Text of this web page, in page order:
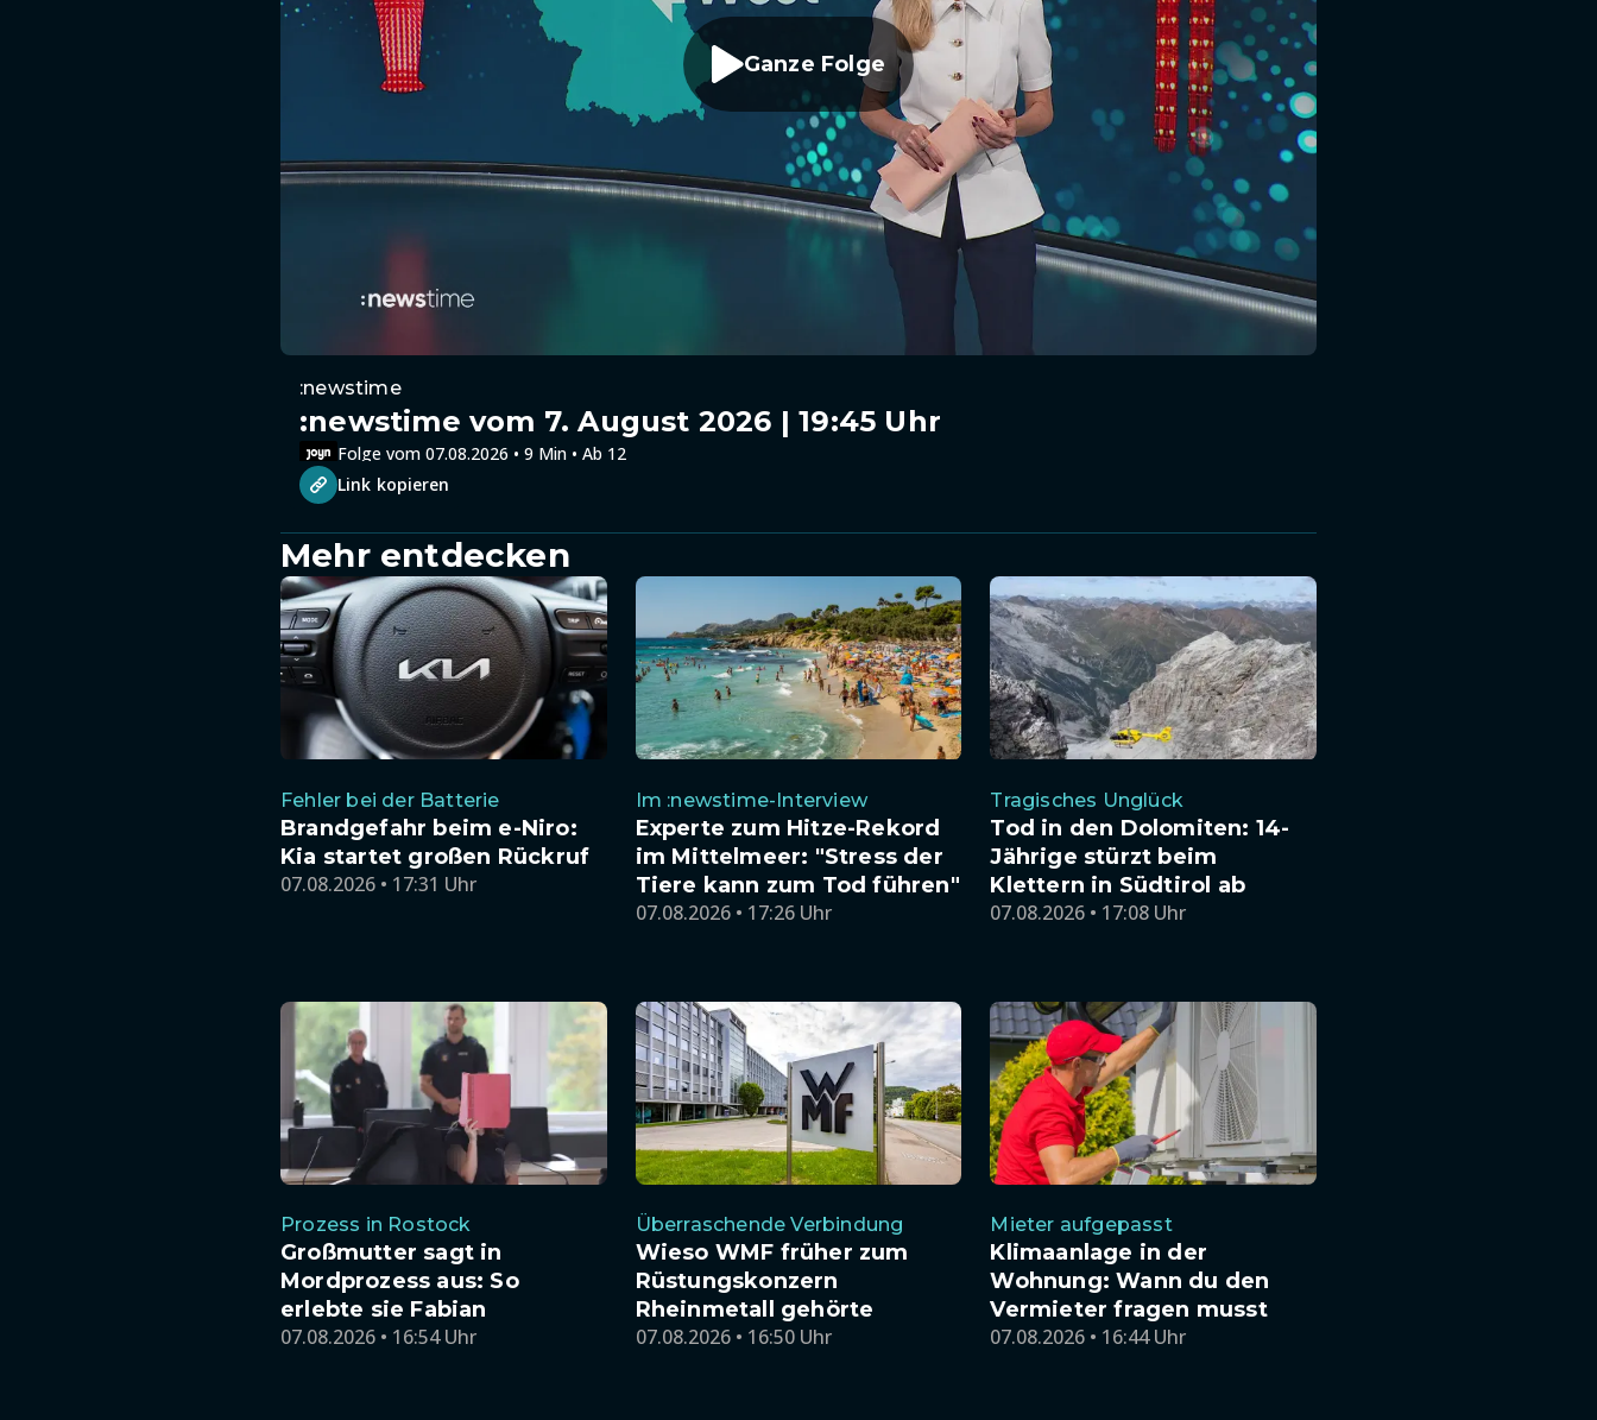
Ganze Folge
:newstime
:newstime vom 7. August 2026 | 19:45 Uhr
Folge vom 07.08.2026 • 9 Min • Ab 12
Link kopieren
Mehr entdecken
Fehler bei der Batterie
Brandgefahr beim e-Niro:
Kia startet großen Rückruf
07.08.2026 • 17:31 Uhr
Im :newstime-Interview
Experte zum Hitze-Rekord
im Mittelmeer: "Stress der
Tiere kann zum Tod führen"
07.08.2026 • 17:26 Uhr
Tragisches Unglück
Tod in den Dolomiten: 14-
Jährige stürzt beim
Klettern in Südtirol ab
07.08.2026 • 17:08 Uhr
Prozess in Rostock
Großmutter sagt in
Mordprozess aus: So
erlebte sie Fabian
07.08.2026 • 16:54 Uhr
Überraschende Verbindung
Wieso WMF früher zum
Rüstungskonzern
Rheinmetall gehörte
07.08.2026 • 16:50 Uhr
Mieter aufgepasst
Klimaanlage in der
Wohnung: Wann du den
Vermieter fragen musst
07.08.2026 • 16:44 Uhr